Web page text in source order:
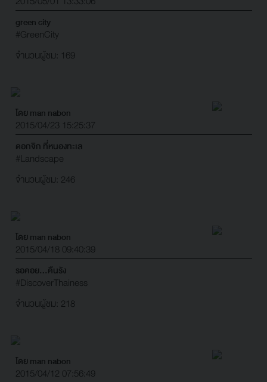
green city
#GreenCity
จำนวนผู้ชม: 169
โดย man nabon
2015/04/23 15:25:37
ดอกจิก ที่หนองทะเล
#Landscape
จำนวนผู้ชม: 246
โดย man nabon
2015/04/18 09:40:39
รอคอย...คืนรัง
#DiscoverThainess
จำนวนผู้ชม: 218
โดย man nabon
2015/04/12 07:56:49